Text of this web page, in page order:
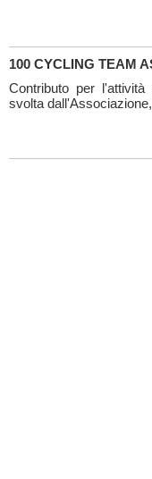
100 CYCLING TEAM
Contributo per
svolta